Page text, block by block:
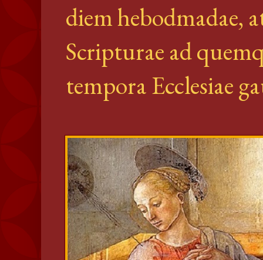
diem hebodmadae,
Scripturae ad
tempora Ecclesiae